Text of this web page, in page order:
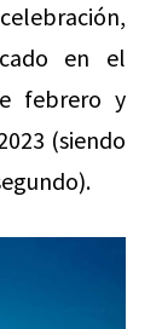
en el
febrero y
(siendo